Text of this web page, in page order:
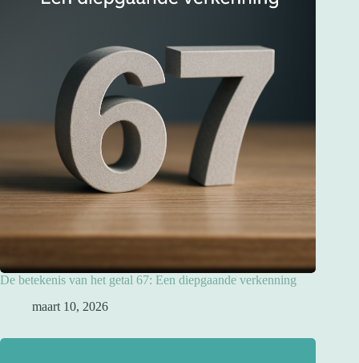
De betekenis van het getal 67: Een diepgaande verkenning
maart 10, 2026